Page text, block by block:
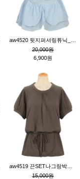
20,000원
6,900원
15,000원